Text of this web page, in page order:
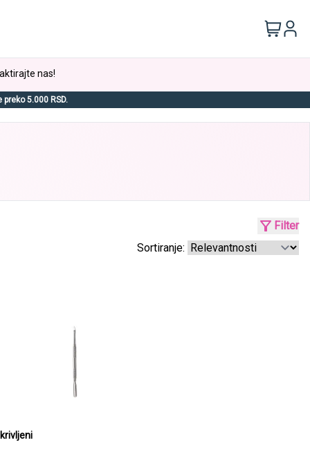
nas!
5.000 RSD.
Filter
Sortiranje: